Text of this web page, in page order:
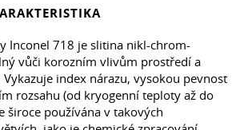
Inconel 718 je slitina nikl-chrom-
vůči korozním vlivům prostředí a
index nárazu, vysokou pevnost
rozsahu (od kryogenní teploty až do
široce používána v takových